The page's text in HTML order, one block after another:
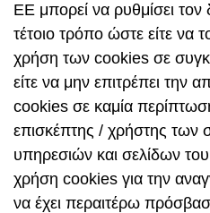
ΕΕ μπορεί να ρυθμίσει τον
τέτοιο τρόπο ώστε είτε να
χρήση των cookies σε
είτε να μην επιτρέπει την
cookies σε καμία
επισκέπτης / χρήστης των
υπηρεσιών και σελίδων
χρήση cookies για την
να έχει περαιτέρω